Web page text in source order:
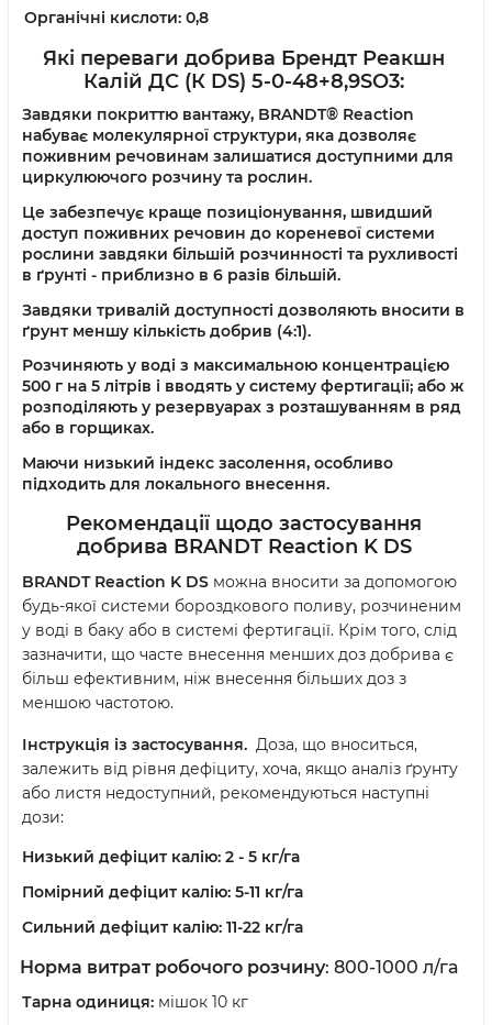
Органічні кислоти: 0,8
Які переваги добрива Брендт Реакшн
Калій ДС (К DS) 5-0-48+8,9SO3:
Завдяки покриттю вантажу, BRANDT® Reaction
набуває молекулярної структури, яка дозволяє
поживним речовинам залишатися доступними для
циркулюючого розчину та рослин.
Це забезпечує краще позиціонування, швидший
доступ поживних речовин до кореневої системи
рослини завдяки більшій розчинності та рухливості
в ґрунті - приблизно в 6 разів більшій.
Завдяки тривалій доступності дозволяють вносити в
ґрунт меншу кількість добрив (4:1).
Розчиняють у воді з максимальною концентрацією
500 г на 5 літрів і вводять у систему фертигації; або ж
розподіляють у резервуарах з розташуванням в ряд
або в горщиках.
Маючи низький індекс засолення, особливо
підходить для локального внесення.
Рекомендації щодо застосування
добрива BRANDT Reaction K DS
BRANDT Reaction K DS можна вносити за допомогою
будь-якої системи бороздкового поливу, розчиненим
у воді в баку або в системі фертигації. Крім того, слід
зазначити, що часте внесення менших доз добрива є
більш ефективним, ніж внесення більших доз з
меншою частотою.
Інструкція із застосування. Доза, що вноситься,
залежить від рівня дефіциту, хоча, якщо аналіз ґрунту
або листя недоступний, рекомендуються наступні
дози:
Низький дефіцит калію: 2 - 5 кг/га
Помірний дефіцит калію: 5-11 кг/га
Сильний дефіцит калію: 11-22 кг/га
Норма витрат робочого розчину: 800-1000 л/га
Тарна одиниця: мішок 10 кг